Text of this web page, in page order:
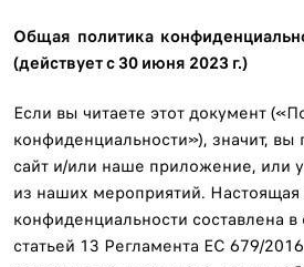
Общая политика
(действует с 30 июня 2023 г.)
Если вы читаете этот документ
конфиденциальности»), значит,
сайт и/или наше приложение, или
из наших мероприятий. Настоящая
конфиденциальности составлена ​​в
статьей 13 Регламента ЕС 679/